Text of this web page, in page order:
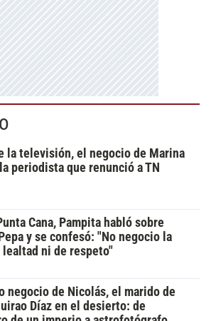
la televisión, el negocio de Marina
periodista que renunció a TN
Cana, Pampita habló sobre
y se confesó: "No negocio la
ni de respeto"
negocio de Nicolás, el marido de
Díaz en el desierto: de